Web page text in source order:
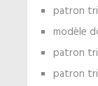
patron
modèle
patron
patron